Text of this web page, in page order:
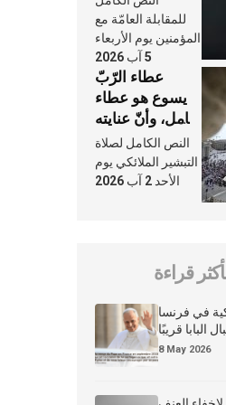
النَّفَس في حياة
الكنيسة
للمقابلة العامّة مع
المؤمنين يوم الأربعاء
5 آب 2026
عطاء الرّبّ
يسوع هو عطاء
شامل، وأنّ عنايته
بنا لا تغيب عنّا
أبدًا
النص الكامل لصلاة
التبشير الملائكي يوم
الأحد 2 آب 2026
قراءة
في فرنسا
البابا قريبًا
8 May 2026